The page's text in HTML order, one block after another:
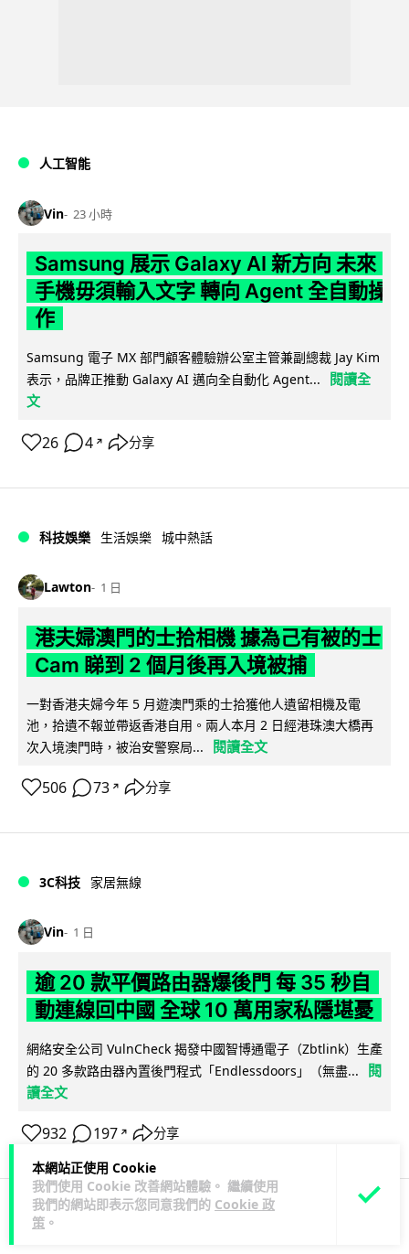
本網站正使用 Cookie
我們使用 Cookie 改善網站體驗。 繼續使用
我們的網站即表示您同意我們的 Cookie 政
策 。
人工智能
Vin 23 小時
Samsung 展示 Galaxy AI 新方向 未來
手機毋須輸入文字 轉向 Agent 全自動操
作
Samsung 電子 MX 部門顧客體驗辦公室主管兼副總裁 Jay Kim
表示，品牌正推動 Galaxy AI 邁向全自動化 Agent...
閱讀全
文
26 4 ↗ 分享
科技娛樂 生活娛樂 城中熱話
Lawton 1 日
港夫婦澳門的士拾相機 據為己有被的士
Cam 睇到 2 個月後再入境被捕
一對香港夫婦今年 5 月遊澳門乘的士拾獲他人遺留相機及電
池，拾遺不報並帶返香港自用。兩人本月 2 日經港珠澳大橋再
次入境澳門時，被治安警察局...
閱讀全文
506 73 ↗ 分享
3C科技 家居無線
Vin 1 日
逾 20 款平價路由器爆後門 每 35 秒自
動連線回中國 全球 10 萬用家私隱堪憂
網絡安全公司 VulnCheck 揭發中國智博通電子（Zbtlink）生產
的 20 多款路由器內置後門程式「Endlessdoors」（無盡...
閱
讀全文
932 197 ↗ 分享
人工智能